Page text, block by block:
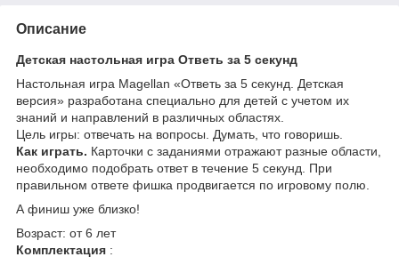
Описание
Детская настольная игра Ответь за 5 секунд
Настольная игра Magellan «Ответь за 5 секунд. Детская
версия» разработана специально для детей с учетом их
знаний и направлений в различных областях.
Цель игры: отвечать на вопросы. Думать, что говоришь.
Как играть. Карточки с заданиями отражают разные области,
необходимо подобрать ответ в течение 5 секунд. При
правильном ответе фишка продвигается по игровому полю.
А финиш уже близко!
Возраст: от 6 лет
Комплектация :